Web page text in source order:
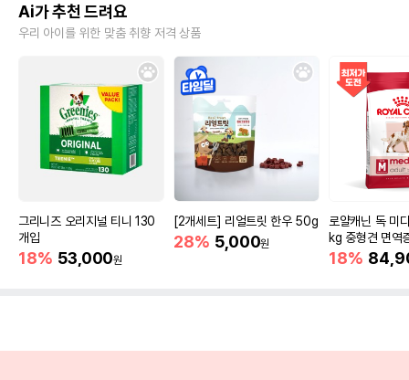
Ai가 추천 드려요
우리 아이를 위한 맞춤 취향 저격 상품
그리니즈 오리지널 티니 130
개입
18% 53,000원
[2개세트] 리얼트릿 한우 50g
28% 5,000원
로얄캐닌 독 미
kg 중형견 면역
18%